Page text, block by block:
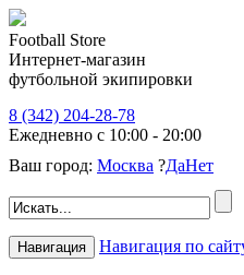
Football Store
Интернет-магазин
футбольной экипировки
8 (342) 204-28-78
Ежедневно с 10:00 - 20:00
Ваш город: Москва ?ДаНет
Навигация Навигация по